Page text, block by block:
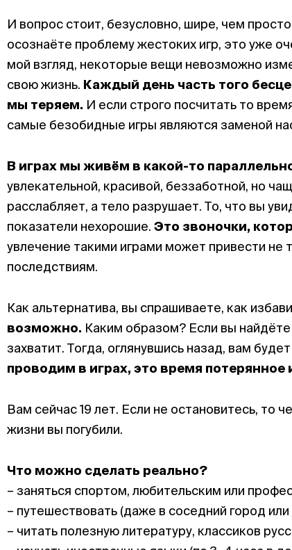
И вопрос стоит, безусловно, шире, чем
осознаёте проблему жестоких игр, это уже
мой взгляд, некоторые вещи невозможно
свою жизнь. Каждый день часть того
мы теряем. И если строго посчитать то
самые безобидные игры являются заменой
В играх мы живём в какой-то
увлекательной, красивой, беззаботной, но
расслабляет, а тело разрушает. То, что вы
показатели нехорошие. Это звоночки,
увлечение такими играми может привести не
последствиям.
Как альтернатива, вы спрашиваете, как
возможно. Каким образом? Если вы найдёте
захватит. Тогда, оглянувшись назад, вам
проводим в играх, это время потерянное
Вам сейчас 19 лет. Если не остановитесь, то
жизни вы погубили.
Что можно сделать реально?
– заняться спортом, любительским или
– путешествовать (даже в соседний город
– читать полезную литературу, классиков